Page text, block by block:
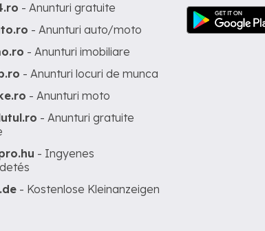
- Anunturi gratuite
- Anunturi auto/moto
- Anunturi imobiliare
- Anunturi locuri de munca
- Anunturi moto
- Anunturi gratuite
- Ingyenes
- Kostenlose Kleinanzeigen